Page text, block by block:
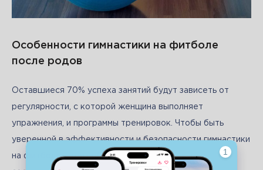
Особенности гимнастики на фитболе
после родов
Оставшиеся 70% успеха занятий будут зависеть от
регулярности, с которой женщина выполняет
упражнения, и программы тренировок. Чтобы быть
уверенной в эффективности и безопасности гимнастики
на фитболе, стоит обратиться к онлайн-курсу,